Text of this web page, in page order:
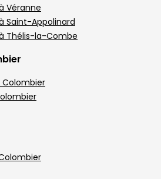
Véranne
Saint-Appolinard
Thélis-la-Combe